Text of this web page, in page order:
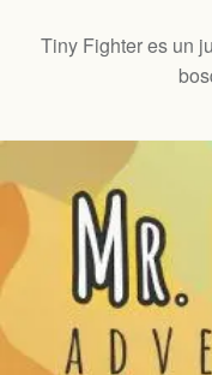
Tiny Fighter es un